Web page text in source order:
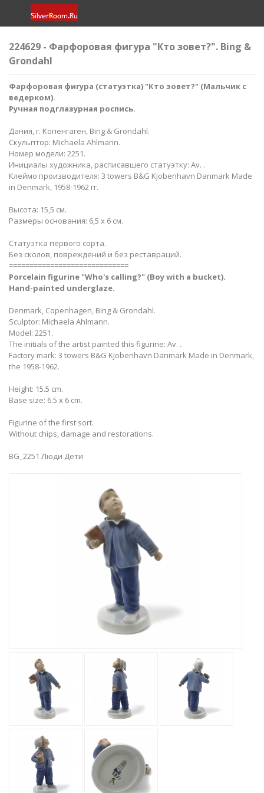
224629 - Фарфоровая фигура "Кто зовет?". Bing &
Grondahl
Фарфоровая фигура (статуэтка) "Кто зовет?" (Мальчик с
ведерком)​.
Ручная подглазурная роспись.
Дания, г. Копенгаген, Bing & Grondahl.
Скульптор: Michaela Ahlmann.
Номер модели: 2251.
Инициалы художника, расписавшего статуэтку: Av. .
Клеймо производителя: 3 towers B&G Kjobenhavn Danmark Made
in Denmark, 1958-1962 гг.
Высота: 15,5 см.
Размеры основания: 6,5 х 6 см.
Статуэтка первого сорта.
Без сколов, повреждений и без реставраций.
=============================
Porcelain figurine "Who's calling?" (Boy with a bucket).
Hand-painted underglaze.
Denmark, Copenhagen, Bing & Grondahl.
Sculptor: Michaela Ahlmann.
Model: 2251.
The initials of the artist painted this figurine: Av. .
Factory mark: 3 towers B&G Kjobenhavn Danmark Made in Denmark,
the 1958-1962.
Height: 15.5 cm.
Base size: 6.5 х 6 cm.
Figurine of the first sort.
Without chips, damage and restorations.
BG_2251 Люди Дети